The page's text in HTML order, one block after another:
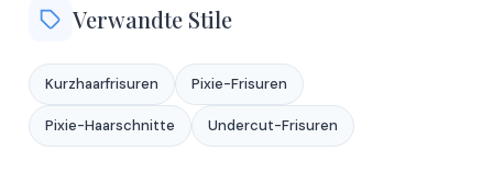
Verwandte Stile
Kurzhaarfrisuren Pixie-Frisuren
Pixie-Haarschnitte Undercut-Frisuren